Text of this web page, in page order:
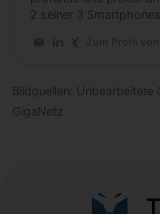
2 seiner 3
Bildquellen:
GigaNetz